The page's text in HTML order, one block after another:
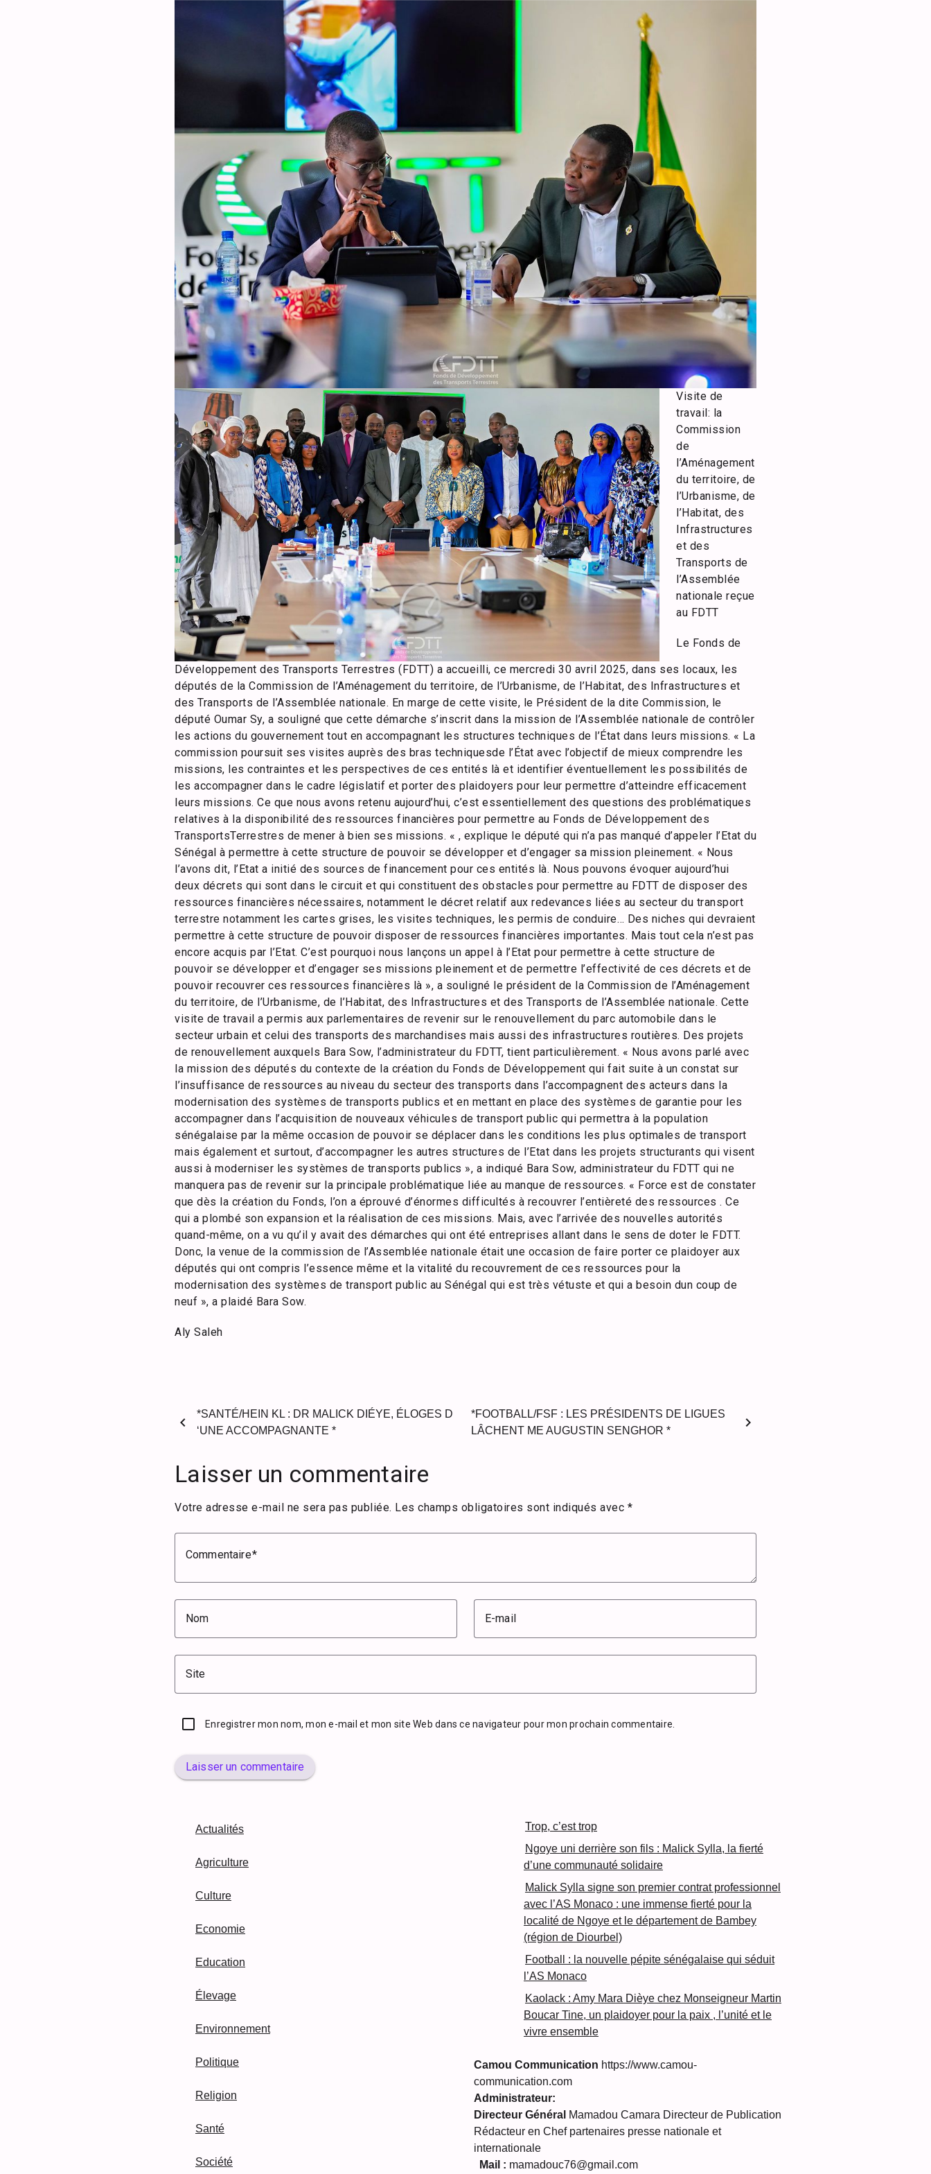
Visite de
travail: la
Commission
de
l’Aménagement
du territoire, de
l’Urbanisme, de
l’Habitat, des
Infrastructures
et des
Transports de
l’Assemblée
nationale reçue
au FDTT
Le Fonds de
Développement des Transports Terrestres (FDTT) a accueilli, ce mercredi 30 avril 2025, dans ses locaux, les
députés de la Commission de l’Aménagement du territoire, de l’Urbanisme, de l’Habitat, des Infrastructures et
des Transports de l’Assemblée nationale. En marge de cette visite, le Président de la dite Commission, le
député Oumar Sy, a souligné que cette démarche s’inscrit dans la mission de l’Assemblée nationale de contrôler
les actions du gouvernement tout en accompagnant les structures techniques de l’État dans leurs missions. « La
commission poursuit ses visites auprès des bras techniquesde l’État avec l’objectif de mieux comprendre les
missions, les contraintes et les perspectives de ces entités là et identifier éventuellement les possibilités de
les accompagner dans le cadre législatif et porter des plaidoyers pour leur permettre d’atteindre efficacement
leurs missions. Ce que nous avons retenu aujourd’hui, c’est essentiellement des questions des problématiques
relatives à la disponibilité des ressources financières pour permettre au Fonds de Développement des
TransportsTerrestres de mener à bien ses missions. « , explique le député qui n’a pas manqué d’appeler l’Etat du
Sénégal à permettre à cette structure de pouvoir se développer et d’engager sa mission pleinement. « Nous
l’avons dit, l’Etat a initié des sources de financement pour ces entités là. Nous pouvons évoquer aujourd’hui
deux décrets qui sont dans le circuit et qui constituent des obstacles pour permettre au FDTT de disposer des
ressources financières nécessaires, notamment le décret relatif aux redevances liées au secteur du transport
terrestre notamment les cartes grises, les visites techniques, les permis de conduire… Des niches qui devraient
permettre à cette structure de pouvoir disposer de ressources financières importantes. Mais tout cela n’est pas
encore acquis par l’Etat. C’est pourquoi nous lançons un appel à l’Etat pour permettre à cette structure de
pouvoir se développer et d’engager ses missions pleinement et de permettre l’effectivité de ces décrets et de
pouvoir recouvrer ces ressources financières là », a souligné le président de la Commission de l’Aménagement
du territoire, de l’Urbanisme, de l’Habitat, des Infrastructures et des Transports de l’Assemblée nationale. Cette
visite de travail a permis aux parlementaires de revenir sur le renouvellement du parc automobile dans le
secteur urbain et celui des transports des marchandises mais aussi des infrastructures routières. Des projets
de renouvellement auxquels Bara Sow, l’administrateur du FDTT, tient particulièrement. « Nous avons parlé avec
la mission des députés du contexte de la création du Fonds de Développement qui fait suite à un constat sur
l’insuffisance de ressources au niveau du secteur des transports dans l’accompagnent des acteurs dans la
modernisation des systèmes de transports publics et en mettant en place des systèmes de garantie pour les
accompagner dans l’acquisition de nouveaux véhicules de transport public qui permettra à la population
sénégalaise par la même occasion de pouvoir se déplacer dans les conditions les plus optimales de transport
mais également et surtout, d’accompagner les autres structures de l’Etat dans les projets structurants qui visent
aussi à moderniser les systèmes de transports publics », a indiqué Bara Sow, administrateur du FDTT qui ne
manquera pas de revenir sur la principale problématique liée au manque de ressources. « Force est de constater
que dès la création du Fonds, l’on a éprouvé d’énormes difficultés à recouvrer l’entièreté des ressources . Ce
qui a plombé son expansion et la réalisation de ces missions. Mais, avec l’arrivée des nouvelles autorités
quand-même, on a vu qu’il y avait des démarches qui ont été entreprises allant dans le sens de doter le FDTT.
Donc, la venue de la commission de l’Assemblée nationale était une occasion de faire porter ce plaidoyer aux
députés qui ont compris l’essence même et la vitalité du recouvrement de ces ressources pour la
modernisation des systèmes de transport public au Sénégal qui est très vétuste et qui a besoin dun coup de
neuf », a plaidé Bara Sow.
Aly Saleh
chevron_left
*SANTÉ/HEIN KL : DR MALICK DIÉYE, ÉLOGES D
‘UNE ACCOMPAGNANTE *
*FOOTBALL/FSF : LES PRÉSIDENTS DE LIGUES
LÂCHENT ME AUGUSTIN SENGHOR *
chevron_right
Laisser un commentaire
Votre adresse e-mail ne sera pas publiée. Les champs obligatoires sont indiqués avec *
Commentaire
Nom E-mail
Site
Enregistrer mon nom, mon e-mail et mon site Web dans ce navigateur pour mon prochain commentaire.
Laisser un commentaire
Actualités
Agriculture
Culture
Economie
Education
Élevage
Environnement
Politique
Religion
Santé
Société
Trop, c’est trop
Ngoye uni derrière son fils : Malick Sylla, la fierté
d’une communauté solidaire
Malick Sylla signe son premier contrat professionnel
avec l’AS Monaco : une immense fierté pour la
localité de Ngoye et le département de Bambey
(région de Diourbel)
Football : la nouvelle pépite sénégalaise qui séduit
l’AS Monaco
Kaolack : Amy Mara Dièye chez Monseigneur Martin
Boucar Tine, un plaidoyer pour la paix , l’unité et le
vivre ensemble
Camou Communication https://www.camou-
communication.com
Administrateur:
Directeur Général Mamadou Camara Directeur de Publication
Rédacteur en Chef partenaires presse nationale et
internationale
Mail : mamadouc76@gmail.com